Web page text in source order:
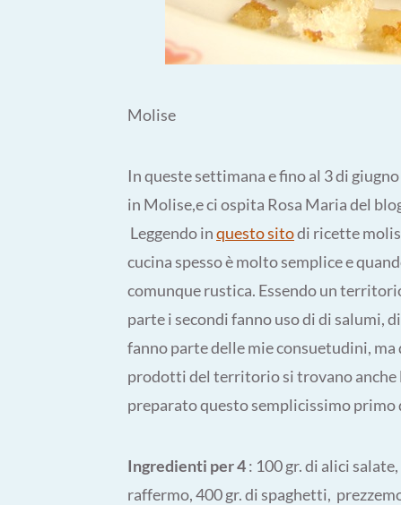
Molise
In queste settimana e fino al 3 di
in Molise,e ci ospita Rosa Maria del
Leggendo inquesto sitodi ricette
cucina spesso è molto semplice e
comunque rustica. Essendo un
parte i secondi fanno uso di di salumi,
fanno parte delle mie consuetudini,
prodotti del territorio si trovano anche
preparato questo semplicissimo
Ingredienti per 4: 100 gr. di alici
raffermo, 400 gr. di spaghetti,